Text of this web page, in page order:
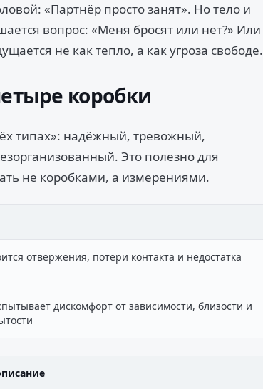
«Партнёр просто занят». Но тело и
вопрос: «Меня бросят или нет?» Или
не как тепло, а как угроза свободе.
коробки
типах»: надёжный, тревожный,
Это полезно для
не коробками, а измерениями.
отвержения, потери контакта и недостатка
дискомфорт от зависимости, близости и